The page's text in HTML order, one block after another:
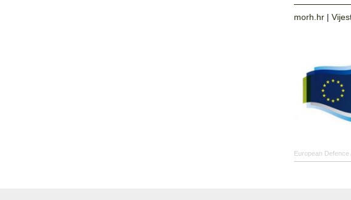
morh.hr |
European Defence